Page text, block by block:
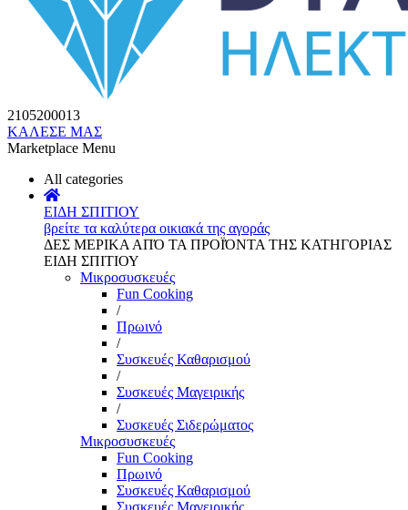
2105200013
ΚΑΛΕΣΕ ΜΑΣ
Marketplace Menu
All categories
ΕΙΔΗ ΣΠΙΤΙΟΥ
βρείτε τα καλύτερα οικιακά της αγοράς
ΔΕΣ ΜΕΡΙΚΑ ΑΠΌ ΤΑ ΠΡΟΪΌΝΤΑ ΤΗΣ ΚΑΤΗΓΟΡΙΑΣ
ΕΙΔΗ ΣΠΙΤΙΟΥ
Μικροσυσκευές
Fun Cooking
/
Πρωινό
/
Συσκευές Καθαρισμού
/
Συσκευές Μαγειρικής
/
Συσκευές Σιδερώματος
Μικροσυσκευές
Fun Cooking
Πρωινό
Συσκευές Καθαρισμού
Συσκευές Μαγειρικής